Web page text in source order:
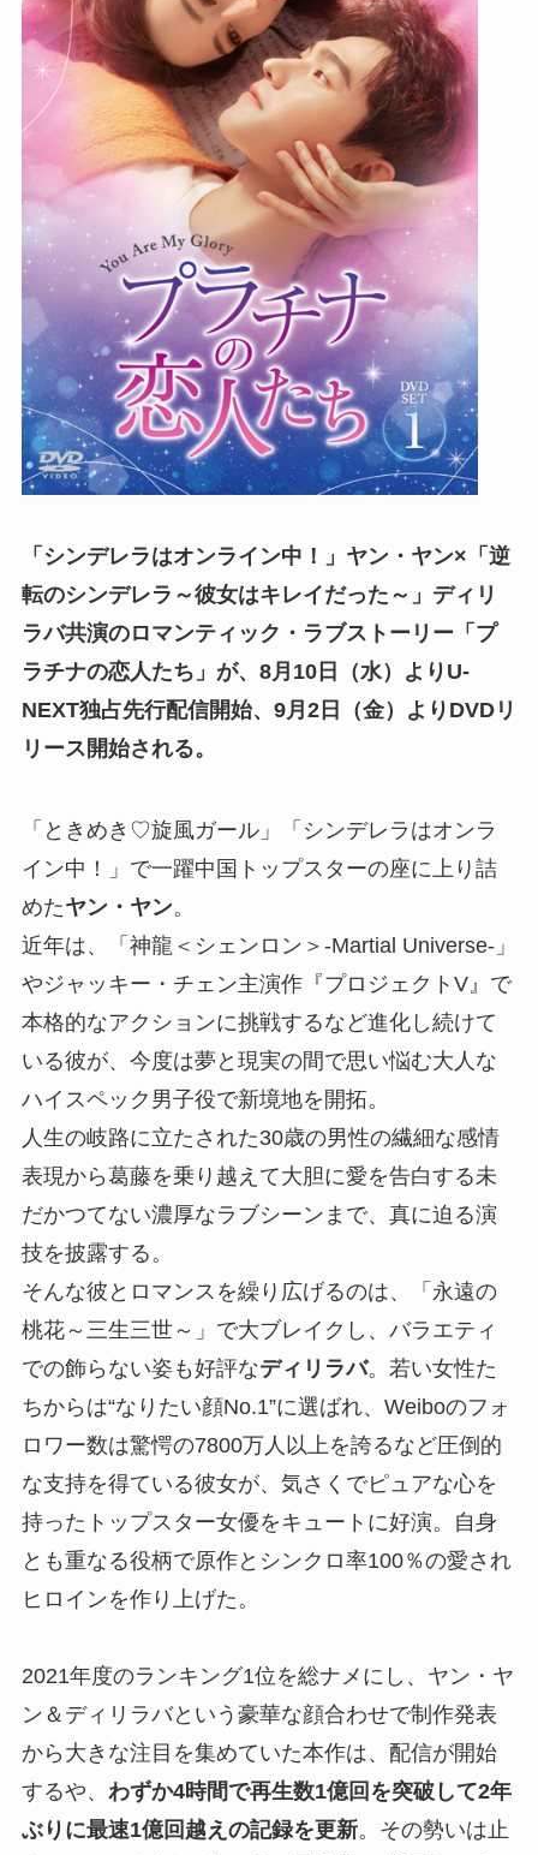
「シンデレラはオンライン中！」ヤン・ヤン×「逆
転のシンデレラ～彼女はキレイだった～」ディリ
ラバ共演のロマンティック・ラブストーリー「プ
ラチナの恋人たち」が、8月10日（水）よりU-
NEXT独占先行配信開始、9月2日（金）よりDVDリ
リース開始される。
「ときめき♡旋風ガール」「シンデレラはオンラ
イン中！」で一躍中国トップスターの座に上り詰
めたヤン・ヤン。
近年は、「神龍＜シェンロン＞-Martial Universe-」
やジャッキー・チェン主演作『プロジェクトV』で
本格的なアクションに挑戦するなど進化し続けて
いる彼が、今度は夢と現実の間で思い悩む大人な
ハイスペック男子役で新境地を開拓。
人生の岐路に立たされた30歳の男性の繊細な感情
表現から葛藤を乗り越えて大胆に愛を告白する未
だかつてない濃厚なラブシーンまで、真に迫る演
技を披露する。
そんな彼とロマンスを繰り広げるのは、「永遠の
桃花～三生三世～」で大ブレイクし、バラエティ
での飾らない姿も好評なディリラバ。若い女性た
ちからは“なりたい顔No.1”に選ばれ、Weiboのフォ
ロワー数は驚愕の7800万人以上を誇るなど圧倒的
な支持を得ている彼女が、気さくでピュアな心を
持ったトップスター女優をキュートに好演。自身
とも重なる役柄で原作とシンクロ率100％の愛され
ヒロインを作り上げた。
2021年度のランキング1位を総ナメにし、ヤン・ヤ
ン＆ディリラバという豪華な顔合わせで制作発表
から大きな注目を集めていた本作は、配信が開始
するや、 わずか4時間で再生数1億回を突破して2年
ぶりに最速1億回越えの記録を更新。その勢いは止